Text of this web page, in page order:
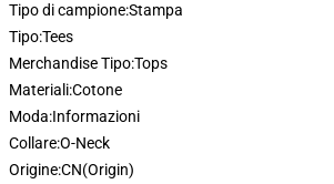
Tipo di campione:Stampa
Tipo:Tees
Merchandise Tipo:Tops
Materiali:Cotone
Moda:Informazioni
Collare:O-Neck
Origine:CN(Origin)